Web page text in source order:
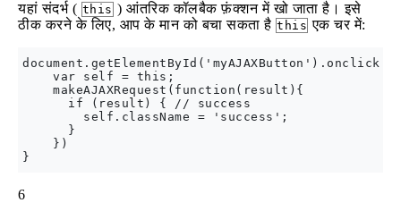
यहां संदर्भ ( this ) आंतरिक कॉलबैक फ़ंक्शन में खो जाता है। इसे
ठीक करने के लिए, आप के मान को बचा सकता है this एक चर में:
document.getElementById('myAJAXButton').onclick
    var self = this;
    makeAJAXRequest(function(result){
      if (result) { // success
        self.className = 'success';
      }
    })
6